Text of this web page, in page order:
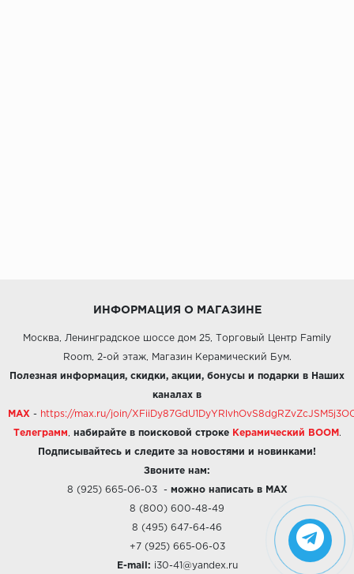
ИНФОРМАЦИЯ О МАГАЗИНЕ
Москва, Ленинградское шоссе дом 25, Торговый Центр Family
Room, 2-ой этаж, Магазин Керамический Бум.
Полезная информация, скидки, акции, бонусы и подарки в Наших
каналах в
MAX - https://max.ru/join/
Телеграмм набирайте в поисковой строке Керамический BOOM .
Подписывайтесь и следите за новостями и новинками!
Звоните нам:
8 (925) 665-06-03- можно написать в MAX
8 (800) 600-48-49
8 (495) 647-64-46
+7 (925) 665-06-03
E-mail: i30-41@yandex.ru